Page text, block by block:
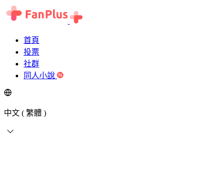
首頁
投票
社群
同人小說
中文 ( 繁體 )